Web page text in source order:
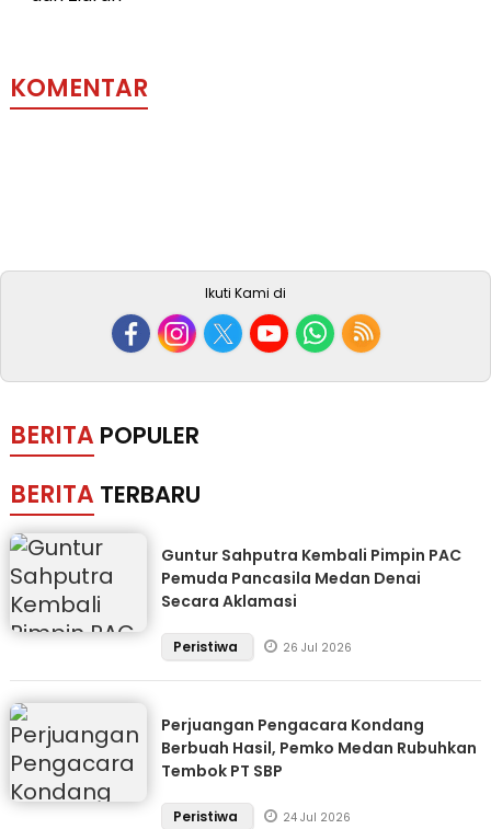
KOMENTAR
Ikuti Kami di
BERITA POPULER
BERITA TERBARU
Guntur Sahputra Kembali Pimpin PAC
Pemuda Pancasila Medan Denai
Secara Aklamasi
Peristiwa 26 Jul 2026
Perjuangan Pengacara Kondang
Berbuah Hasil, Pemko Medan Rubuhkan
Tembok PT SBP
Peristiwa 24 Jul 2026